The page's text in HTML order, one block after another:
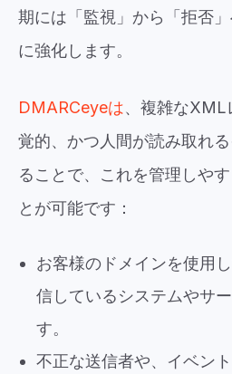
期には「監視」から「拒否
に強化します。
DMARCeyeは、複雑なXML
覚的、かつ人間が読み取れ
ることで、これを管理しや
とが可能です：
お客様のドメインを使用
信しているシステムやサ
す。
不正な送信者や、イベン